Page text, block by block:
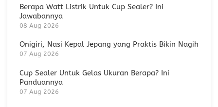
Berapa Watt Listrik Untuk Cup Sealer? Ini
Jawabannya
08 Aug 2026
Onigiri, Nasi Kepal Jepang yang Praktis Bikin Nagih
07 Aug 2026
Cup Sealer Untuk Gelas Ukuran Berapa? Ini
Panduannya
07 Aug 2026